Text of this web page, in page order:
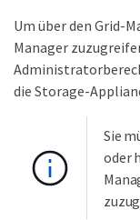
Um über den Grid-
Manager
die Storage-
Sie
oder